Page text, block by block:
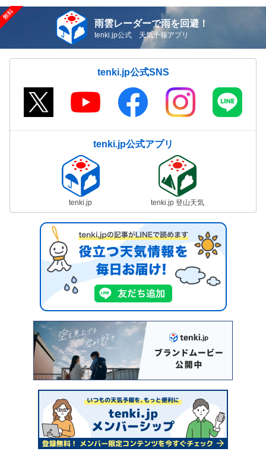
雨雲レーダーで雨を回避！
tenki.jp公式 天気予報アプリ
tenki.jp公式SNS
tenki.jp公式アプリ
tenki.jp tenki.jp 登山天気